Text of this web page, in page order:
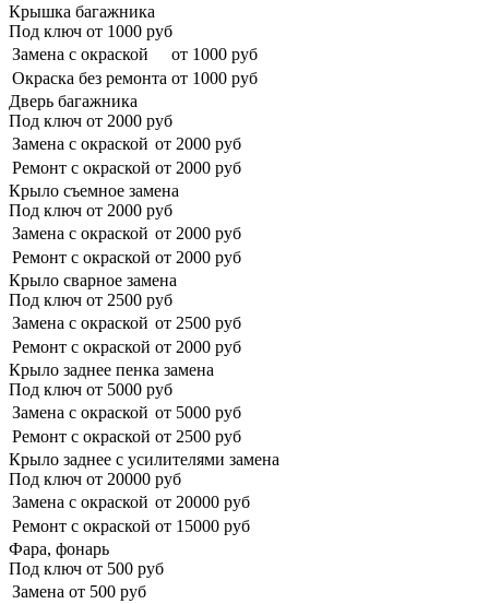
Крышка багажника
Под ключ от 1000 руб
Замена с окраской
от 1000 руб
Окраска без ремонта от 1000 руб
Дверь багажника
Под ключ от 2000 руб
Замена с окраской от 2000 руб
Ремонт с окраской от 2000 руб
Крыло съемное замена
Под ключ от 2000 руб
Замена с окраской от 2000 руб
Ремонт с окраской от 2000 руб
Крыло сварное замена
Под ключ от 2500 руб
Замена с окраской от 2500 руб
Ремонт с окраской от 2000 руб
Крыло заднее пенка замена
Под ключ от 5000 руб
Замена с окраской от 5000 руб
Ремонт с окраской от 2500 руб
Крыло заднее с усилителями замена
Под ключ от 20000 руб
Замена с окраской от 20000 руб
Ремонт с окраской от 15000 руб
Фара, фонарь
Под ключ от 500 руб
Замена от 500 руб